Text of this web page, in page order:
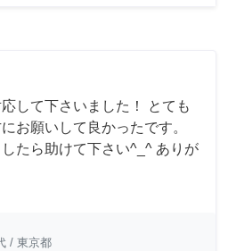
して下さいました！ とても
お願いして良かったです。
たら助けて下さい^_^ ありが
/ 東京都